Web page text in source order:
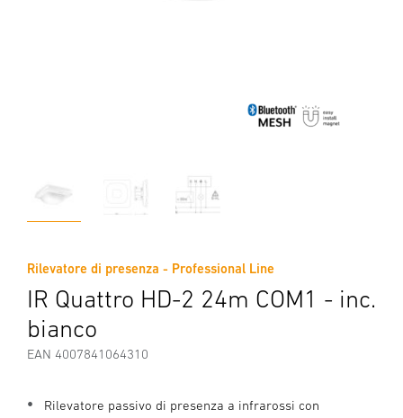
Rilevatore di presenza - Professional Line
IR Quattro HD-2 24m COM1 - inc.
bianco
EAN 4007841064310
Rilevatore passivo di presenza a infrarossi con